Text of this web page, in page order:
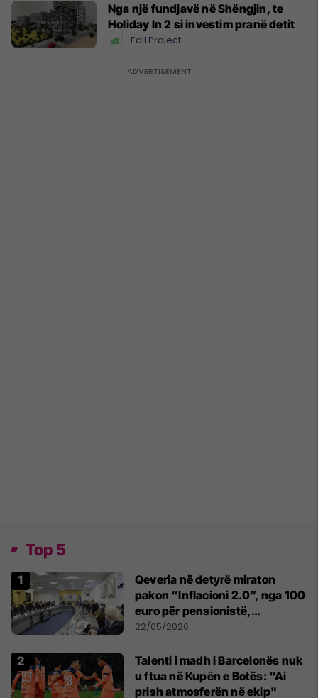
Nga një fundjavë në Shëngjin, te
Holiday In 2 si investim pranë detit
Edil Project
Top 5
Qeveria në detyrë miraton
pakon “Inflacioni 2.0”, nga 100
euro për pensionistë,
punëtorët privat, fëmijë dhe
22/05/2026
Talenti i madh i Barcelonës nuk
u ftua në Kupën e Botës: “Ai
prish atmosferën në ekip"